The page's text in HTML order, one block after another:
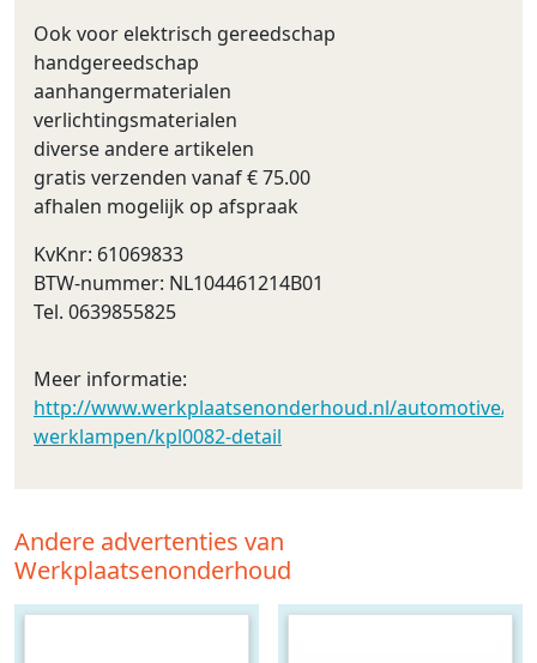
Ook voor elektrisch gereedschap
handgereedschap
aanhangermaterialen
verlichtingsmaterialen
diverse andere artikelen
gratis verzenden vanaf € 75.00
afhalen mogelijk op afspraak
KvKnr: 61069833
BTW-nummer: NL104461214B01
Tel. 0639855825
Meer informatie:
http://www.werkplaatsenonderhoud.nl/automotive/
werklampen/kpl0082-detail
Andere advertenties van
Werkplaatsenonderhoud